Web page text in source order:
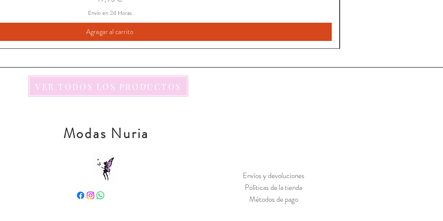
Envio en 24 Horas
Agregar al carrito
VER TODOS LOS PRODUCTOS
Modas Nuria
Envíos y devoluciones
Políticas de la tienda
Métodos de pago